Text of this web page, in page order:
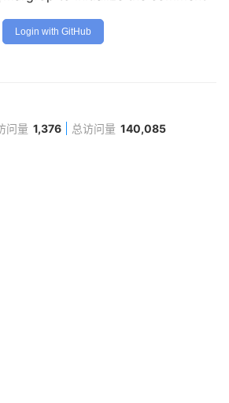
Login with GitHub
问量 1,376 总访问量 140,085